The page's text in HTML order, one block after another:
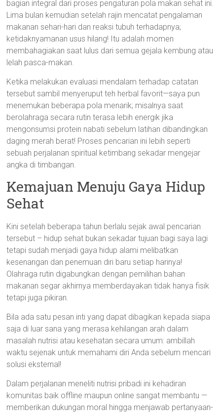
bagian integral dari proses pengaturan pola makan sehat ini.
Lima bulan kemudian setelah rajin mencatat pengalaman
makanan sehari-hari dan reaksi tubuh terhadapnya;
ketidaknyamanan usus hilang! Itu adalah momen
membahagiakan saat lulus dari semua gejala kembung atau
lelah pasca-makan.
Ketika melakukan evaluasi mendalam terhadap catatan
tersebut sambil menyeruput teh herbal favorit—saya pun
menemukan beberapa pola menarik; misalnya saat
berolahraga secara rutin terasa lebih energik jika
mengonsumsi protein nabati sebelum latihan dibandingkan
daging merah berat! Proses pencarian ini lebih seperti
sebuah perjalanan spiritual ketimbang sekadar mengejar
angka di timbangan.
Kemajuan Menuju Gaya Hidup
Sehat
Kini setelah beberapa tahun berlalu sejak awal pencarian
tersebut – hidup sehat bukan sekadar tujuan bagi saya lagi
tetapi sudah menjadi gaya hidup alami melibatkan
kesenangan dan penemuan diri baru setiap harinya!
Olahraga rutin digabungkan dengan pemilihan bahan
makanan segar akhirnya memberdayakan tidak hanya fisik
tetapi juga pikiran.
Bila ada satu pesan inti yang dapat dibagikan kepada siapa
saja di luar sana yang merasa kehilangan arah dalam
masalah nutrisi atau kesehatan secara umum: ambillah
waktu sejenak untuk memahami diri Anda sebelum mencari
solusi eksternal!
Dalam perjalanan meneliti nutrisi pribadi ini kehadiran
komunitas baik offline maupun online sangat membantu —
memberikan dukungan moral hingga menjawab pertanyaan-